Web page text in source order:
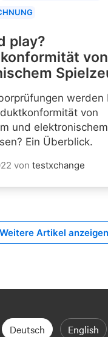
play?
von
werden
von
und
Ein Überblick.
von testxchange
Weitere Artikel anzeigen
Deutsch English